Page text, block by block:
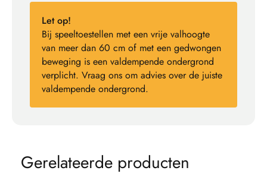
Let op!
Bij speeltoestellen met een vrije valhoogte
van meer dan 60 cm of met een gedwongen
beweging is een valdempende ondergrond
verplicht. Vraag ons om advies over de juiste
valdempende ondergrond.
Gerelateerde producten